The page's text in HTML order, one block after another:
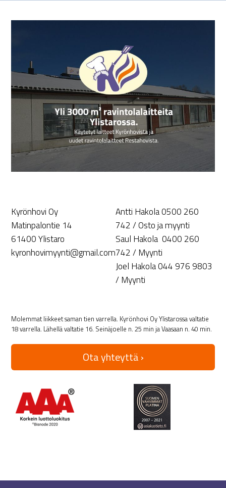
Kyrönhovi Oy
Matinpalontie 14
61400 Ylistaro
kyronhovimyynti@gmail.com
Antti Hakola 0500 260
742 / Osto ja myynti
Saul Hakola 0400 260
742 / Myynti
Joel Hakola 044 976 9803
/ Myynti
Molemmat liikkeet saman tien varrella. Kyrönhovi Oy Ylistarossa valtatie
18 varrella. Lähellä valtatie 16. Seinäjoelle n. 25 min ja Vaasaan n. 40 min.
Ota yhteyttä ›